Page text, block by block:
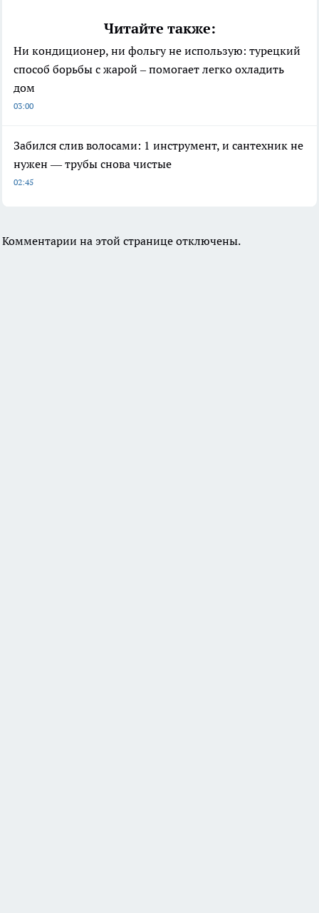
Читайте также:
Ни кондиционер, ни фольгу не использую: турецкий
способ борьбы с жарой – помогает легко охладить
дом
03:00
Забился слив волосами: 1 инструмент, и сантехник не
нужен — трубы снова чистые
02:45
Комментарии на этой странице отключены.